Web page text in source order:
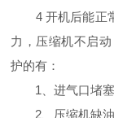
4 开机后能正常
力，压缩机不启
护的有：
1、进气口堵塞
2、压缩机缺油